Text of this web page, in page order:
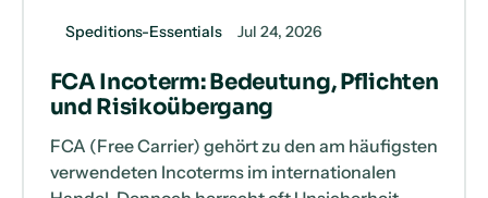
Speditions-Essentials Jul 24, 2026
FCA Incoterm: Bedeutung, Pflichten
und Risikoübergang
FCA (Free Carrier) gehört zu den am häufigsten
verwendeten Incoterms im internationalen